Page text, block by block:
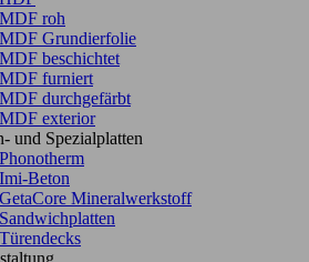
MDF roh
MDF Grundierfolie
MDF beschichtet
MDF furniert
MDF durchgefärbt
MDF exterior
und Spezialplatten
Phonotherm
Imi-Beton
GetaCore Mineralwerkstoff
Sandwichplatten
Türendecks